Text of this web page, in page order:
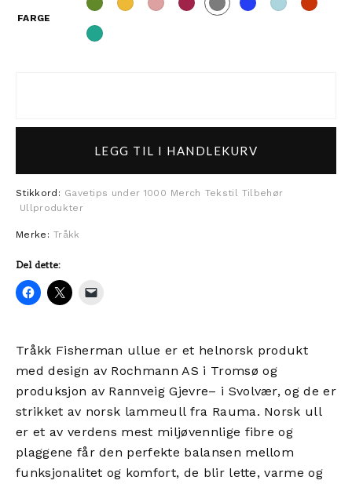
Tråkk Fisherman ullue er et helnorsk produkt
med design av Rochmann AS i Tromsø og
produksjon av Rannveig Gjevre– i Svolvær, og de er
strikket av norsk lammeull fra Rauma. Norsk ull
er et av verdens mest miljøvennlige fibre og
plaggene får den perfekte balansen mellom
funksjonalitet og komfort, de blir lette, varme og
FARGE
LEGG TIL I HANDLEKURV
Stikkord: Gavetips under 1000 Merch Tekstil Tilbehør
Ullprodukter
Merke: Tråkk
Del dette: